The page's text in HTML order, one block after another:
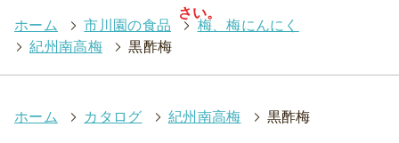
さい。
ホーム > 市川園の食品 > 梅、梅にんにく
> 紀州南高梅 > 黒酢梅
ホーム > カタログ > 紀州南高梅 > 黒酢梅